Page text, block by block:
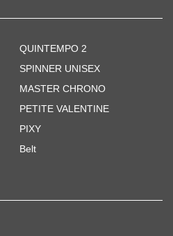
QUINTEMPO 2
SPINNER UNISEX
MASTER CHRONO
PETITE VALENTINE
PIXY
Belt